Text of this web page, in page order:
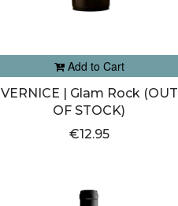
Add to Cart
VERNICE | Glam Rock (OUT
OF STOCK)
€12.95